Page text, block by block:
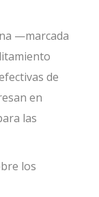
—marcada
de
en
las
los